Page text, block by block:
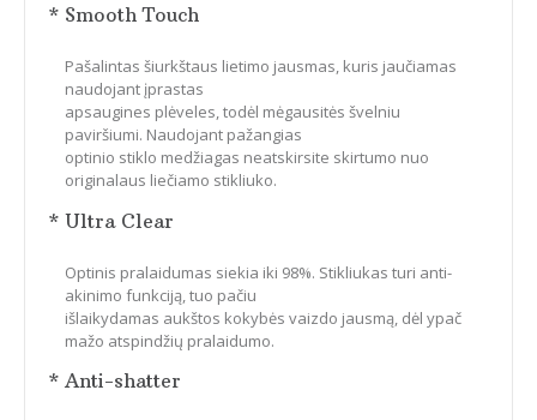
* Smooth Touch
Pašalintas šiurkštaus lietimo jausmas, kuris jaučiamas
naudojant įprastas
apsaugines plėveles, todėl mėgausitės švelniu
paviršiumi. Naudojant pažangias
optinio stiklo medžiagas neatskirsite skirtumo nuo
originalaus liečiamo stikliuko.
* Ultra Clear
Optinis pralaidumas siekia iki 98%. Stikliukas turi anti-
akinimo funkciją, tuo pačiu
išlaikydamas aukštos kokybės vaizdo jausmą, dėl ypač
mažo atspindžių pralaidumo.
* Anti-shatter